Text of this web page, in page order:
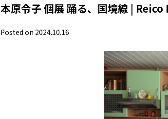
本原令子 個展 踊る、国境線 |
Posted on 2024.10.16